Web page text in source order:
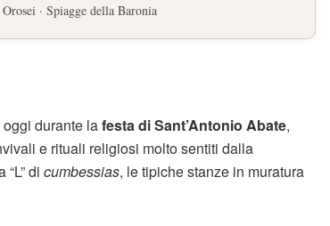
· Spiagge della Baronia
durante lafesta di Sant’Antonio Abate,
e rituali religiosi molto sentiti dalla
di cumbessias, le tipiche stanze in muratura